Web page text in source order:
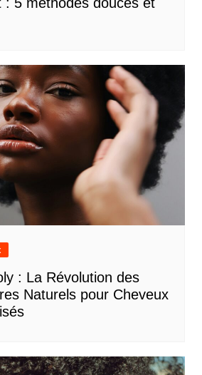
: La Révolution des
Naturels pour Cheveux